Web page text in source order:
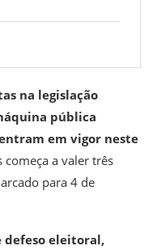
na legislação
pública
em vigor neste
começa a valer três
para 4 de
defeso eleitoral,